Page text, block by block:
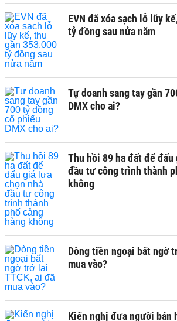
EVN đã xóa sạch lỗ lũy
tỷ đồng sau nửa năm
Tự doanh sang tay gần
DMX cho ai?
Thu hồi 89 ha đất để đấu
đầu tư công trình thành
không
Dòng tiền ngoại bất ngờ
mua vào?
Kiến nghị đưa người bán